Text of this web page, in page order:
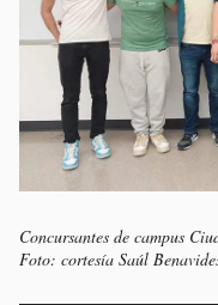
Concursantes de campus
Foto: cortesía Saúl